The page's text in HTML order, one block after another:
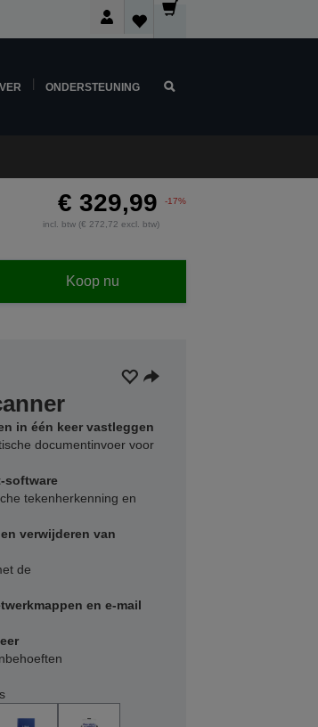
ONDERSTEUNING
€ 329,99 -17%
incl. btw (€ 272,72 excl. btw)
Koop nu
in één keer vastleggen
documentinvoer voor
software
tekenherkenning en
verwijderen van
de
en e-mail